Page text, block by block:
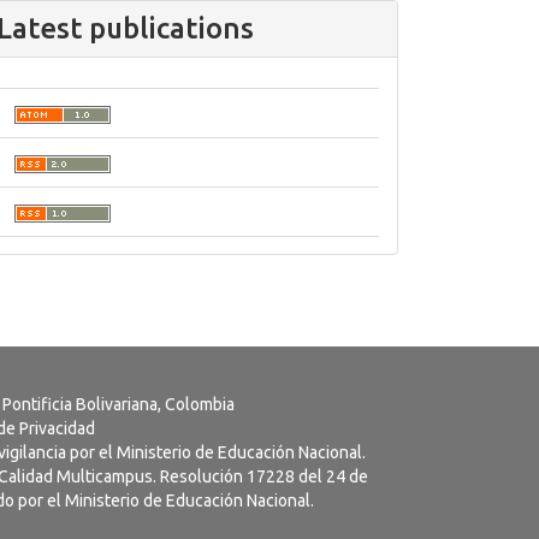
Latest publications
Bolivariana, Colombia
Privacidad
por el Ministerio de Educación Nacional.
Multicampus. Resolución 17228 del 24 de
por el Ministerio de Educación Nacional.